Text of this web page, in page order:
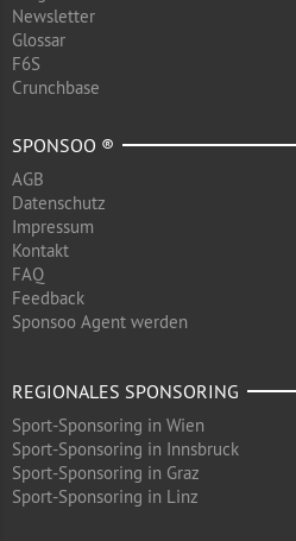
Newsletter
Glossar
F6S
Crunchbase
SPONSOO ®
AGB
Datenschutz
Impressum
Kontakt
FAQ
Feedback
Sponsoo Agent werden
REGIONALES SPONSORING
Sport-Sponsoring in Wien
Sport-Sponsoring in Innsbruck
Sport-Sponsoring in Graz
Sport-Sponsoring in Linz